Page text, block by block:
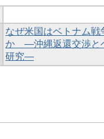
なぜ米国はベトナム
か ―沖縄返還交渉と
研究―